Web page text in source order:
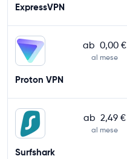
ExpressVPN
ab 0,00 €
al mese
Proton VPN
ab 2,49 €
al mese
Surfshark